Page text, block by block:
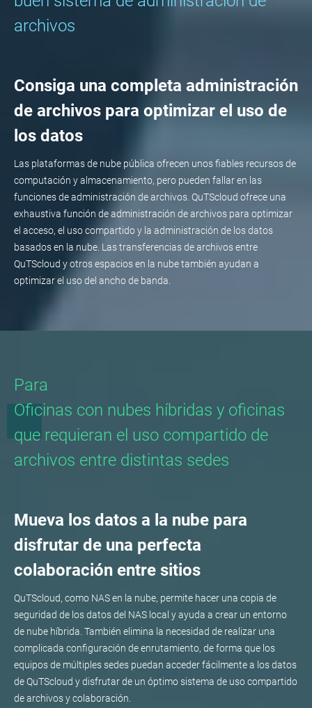
archivos
Consiga una completa administración
de archivos para optimizar el uso de
los datos
Las plataformas de nube pública ofrecen unos fiables recursos de
computación y almacenamiento, pero pueden fallar en las
funciones de administración de archivos. QuTScloud ofrece una
exhaustiva función de administración de archivos para optimizar
el acceso, el uso compartido y la administración de los datos
basados en la nube. Las transferencias de archivos entre
QuTScloud y otros espacios en la nube también ayudan a
optimizar el uso del ancho de banda.
Para
Oficinas con nubes híbridas y oficinas
que requieran el uso compartido de
archivos entre distintas sedes
Mueva los datos a la nube para
disfrutar de una perfecta
colaboración entre sitios
QuTScloud, como NAS en la nube, permite hacer una copia de
seguridad de los datos del NAS local y ayuda a crear un entorno
de nube híbrida. También elimina la necesidad de realizar una
complicada configuración de enrutamiento, de forma que los
equipos de múltiples sedes puedan acceder fácilmente a los datos
de QuTScloud y disfrutar de un óptimo sistema de uso compartido
de archivos y colaboración.